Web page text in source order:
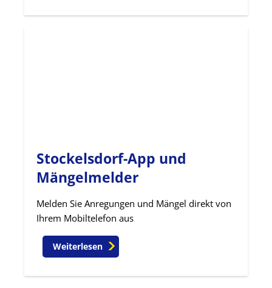
Stockelsdorf-App und
Mängelmelder
Melden Sie Anregungen und Mängel direkt von
Ihrem Mobiltelefon aus
Weiterlesen